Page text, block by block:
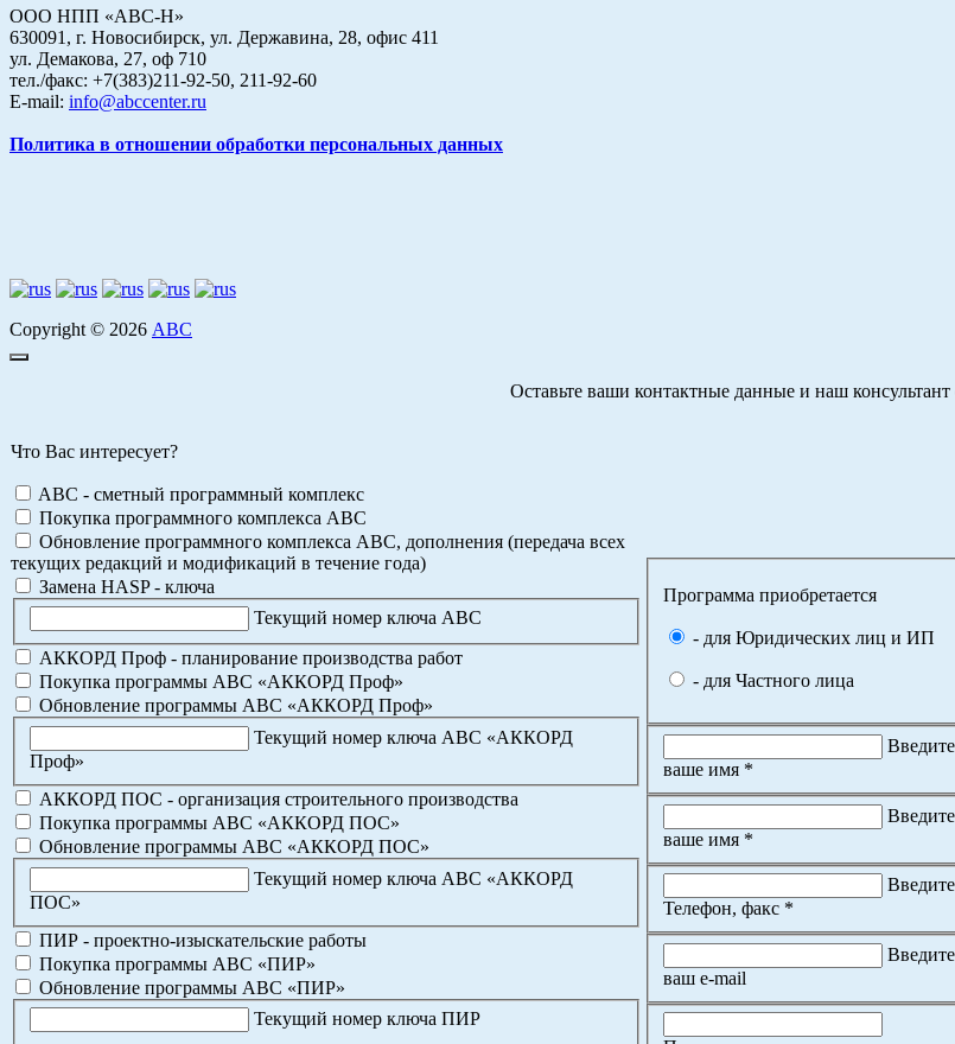
ООО НПП «АВС-Н»
630091, г. Новосибирск, ул. Державина, 28, офис 411
ул. Демакова, 27, оф 710
тел./факс: +7(383)211-92-50, 211-92-60
E-mail: info@abccenter.ru
Политика в отношении обработки персональных данных
Copyright © 2026 АВС
Оставьте ваши контактные данные и наш консультант
Что Вас интересует?
ABC - сметный программный комплекс
Покупка программного комплекса АВС
Обновление программного комплекса АВС, дополнения (передача всех
текущих редакций и модификаций в течение года)
Замена HASP - ключа
Текущий номер ключа АВС
АККОРД Проф - планирование производства работ
Покупка программы АВС «АККОРД Проф»
Обновление программы АВС «АККОРД Проф»
Текущий номер ключа АВС «АККОРД
Проф»
АККОРД ПОС - организация строительного производства
Покупка программы АВС «АККОРД ПОС»
Обновление программы АВС «АККОРД ПОС»
Текущий номер ключа АВС «АККОРД
ПОС»
ПИР - проектно-изыскательские работы
Покупка программы АВС «ПИР»
Обновление программы АВС «ПИР»
Текущий номер ключа ПИР
Программа приобретается
- для Юридических лиц и ИП
- для Частного лица
Введите
ваше имя *
Введите
ваше имя *
Введите
Телефон, факс *
Введите
ваш e-mail